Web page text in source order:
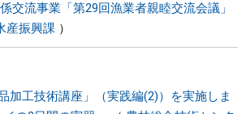
交流事業「第29回漁業者親睦交流会議」
産振興課
加工技術講座」（実践編(2)）を実施しま